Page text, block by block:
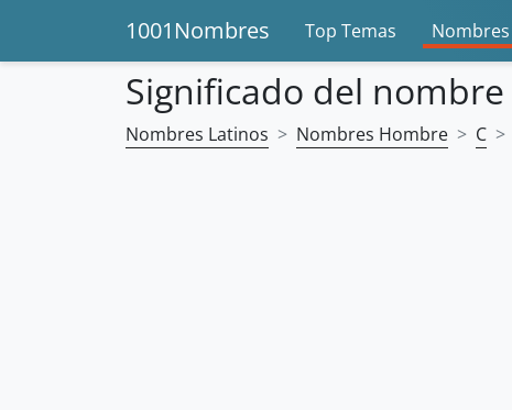
1001Nombres Top Temas
Significado del
Nombres Latinos Nombres Hombre C